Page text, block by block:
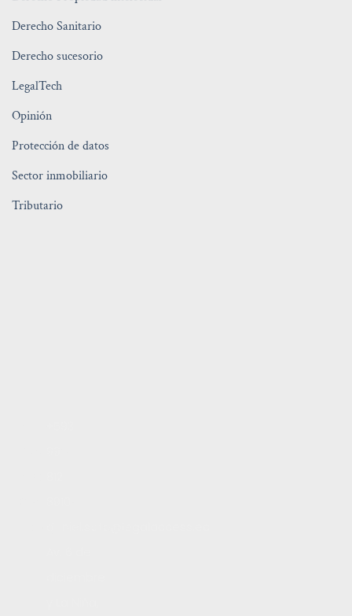
Derecho Sanitario
Derecho sucesorio
LegalTech
Opinión
Protección de datos
Sector inmobiliario
Tributario